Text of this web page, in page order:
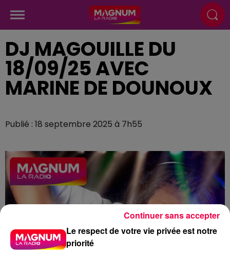
DJ MAGOUILLE DU
18/09/25 AVEC
MARINE DE DOUNOUX
Publié : 18 septembre 2025 à 7h55
Le respect de votre vie privée est notre
priorité
Continuer sans accepter